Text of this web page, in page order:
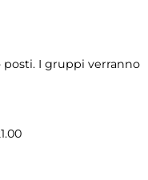
I gruppi verranno